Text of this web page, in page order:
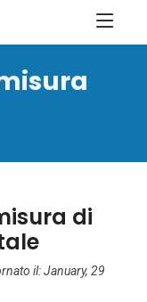
di
il: January, 29